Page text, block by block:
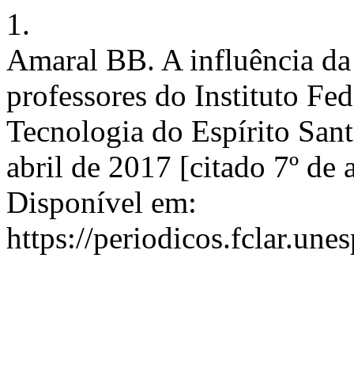
1.
Amaral BB. A influência
professores do Instituto
Tecnologia do Espírito
abril de 2017 [citado 7º de
Disponível em:
https://